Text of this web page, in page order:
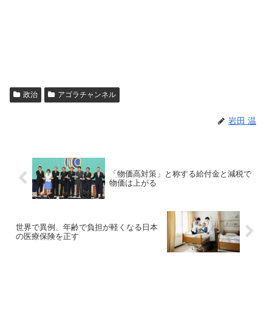
政治 アゴラチャンネル
岩田 温
「物価高対策」と称する給付金と減税で
物価は上がる
世界で異例、年齢で負担が軽くなる日本
の医療保険を正す